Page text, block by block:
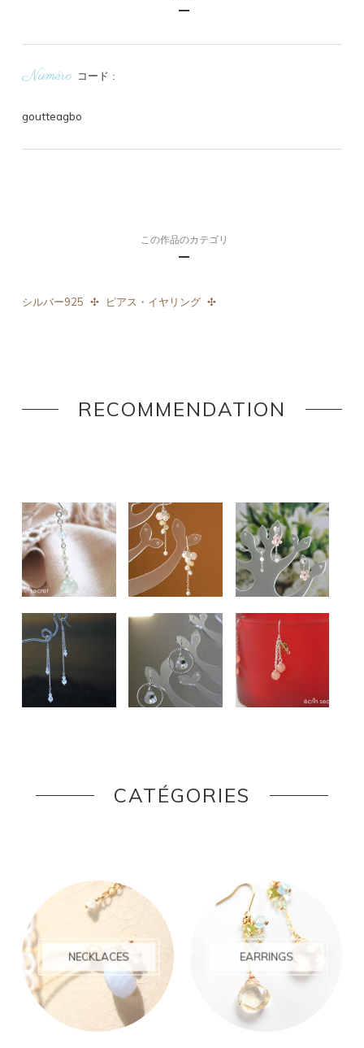
Numéro コード
goutteagbo
この作品のカテゴリ
シルバー925 ピアス・イヤリング
RECOMMENDATION
CATÉGORIES
NECKLACES EARRINGS